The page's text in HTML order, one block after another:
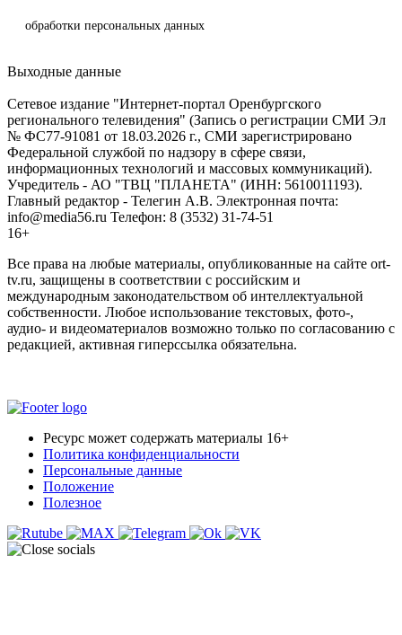
обработки персональных данных
Выходные данные
Сетевое издание "Интернет-портал Оренбургского
регионального телевидения" (Запись о регистрации СМИ Эл
№ ФС77-91081 от 18.03.2026 г., СМИ зарегистрировано
Федеральной службой по надзору в сфере связи,
информационных технологий и массовых коммуникаций).
Учредитель - АО "ТВЦ "ПЛАНЕТА" (ИНН: 5610011193).
Главный редактор - Телегин А.В. Электронная почта:
info@media56.ru Телефон: 8 (3532) 31-74-51
16+
Все права на любые материалы, опубликованные на сайте ort-
tv.ru, защищены в соответствии с российским и
международным законодательством об интеллектуальной
собственности. Любое использование текстовых, фото-,
аудио- и видеоматериалов возможно только по согласованию с
редакцией, активная гиперссылка обязательна.
Ресурс может содержать материалы 16+
Политика конфиденциальности
Персональные данные
Положение
Полезное